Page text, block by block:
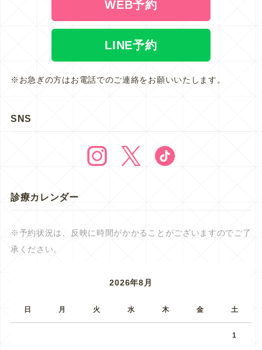
WEB予約
LINE予約
※お急ぎの方はお電話でのご連絡をお願いいたします。
SNS
診療カレンダー
※予約状況は、反映に時間がかかることがございますのでご了
承ください。
2026年8月
日 月 火 水 木 金 土
1